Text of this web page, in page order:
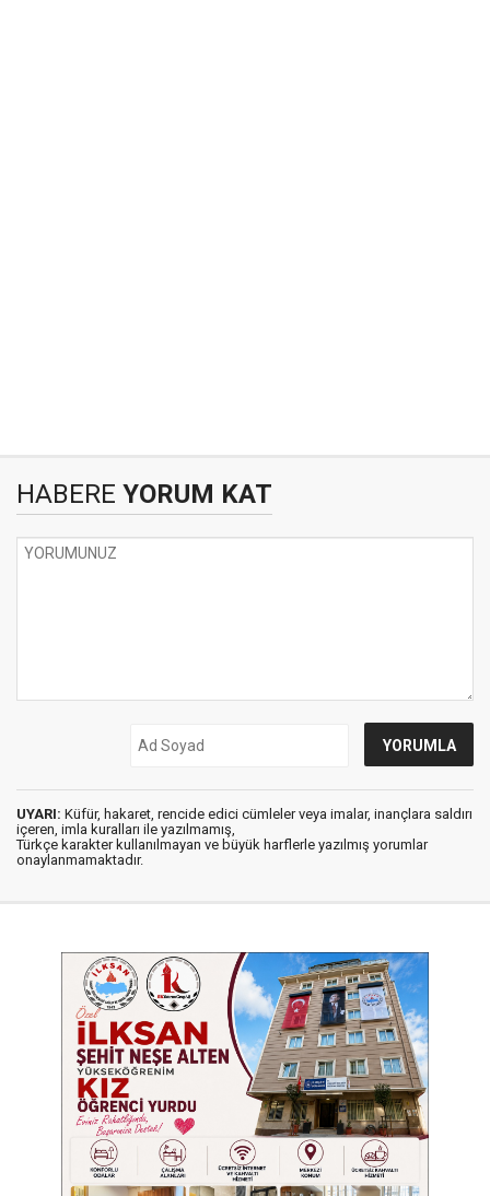
HABERE YORUM KAT
UYARI: Küfür, hakaret, rencide edici cümleler veya imalar, inançlara saldırı
içeren, imla kuralları ile yazılmamış,
Türkçe karakter kullanılmayan ve büyük harflerle yazılmış yorumlar
onaylanmamaktadır.